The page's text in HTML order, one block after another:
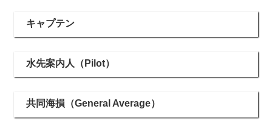
キャプテン
水先案内人（Pilot）
共同海損（General Average）